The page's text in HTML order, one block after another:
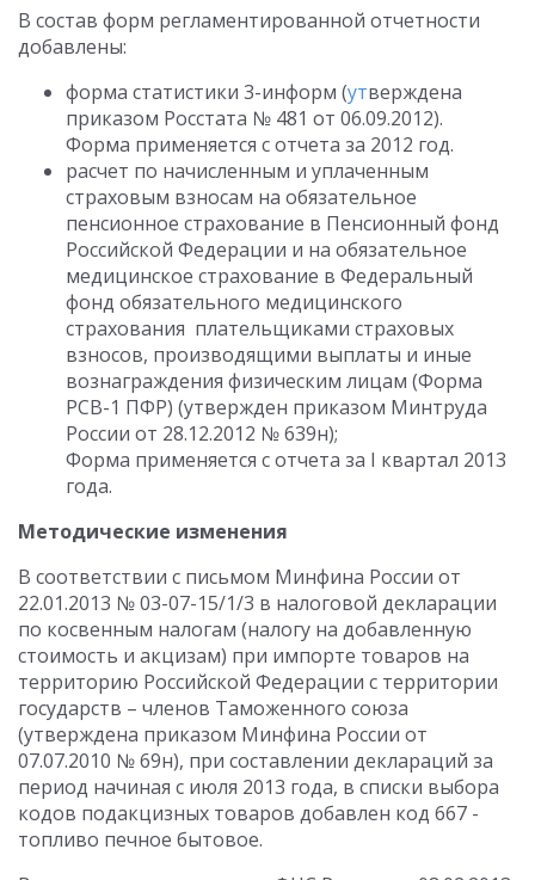
В состав форм регламентированной отчетности
добавлены:
форма статистики 3-информ (утверждена
приказом Росстата № 481 от 06.09.2012).
Форма применяется с отчета за 2012 год.
расчет по начисленным и уплаченным
страховым взносам на обязательное
пенсионное страхование в Пенсионный фонд
Российской Федерации и на обязательное
медицинское страхование в Федеральный
фонд обязательного медицинского
страхования плательщиками страховых
взносов, производящими выплаты и иные
вознаграждения физическим лицам (Форма
РСВ-1 ПФР) (утвержден приказом Минтруда
России от 28.12.2012 № 639н);
Форма применяется с отчета за I квартал 2013
года.
Методические изменения
В соответствии с письмом Минфина России от
22.01.2013 № 03-07-15/1/3 в налоговой декларации
по косвенным налогам (налогу на добавленную
стоимость и акцизам) при импорте товаров на
территорию Российской Федерации с территории
государств – членов Таможенного союза
(утверждена приказом Минфина России от
07.07.2010 № 69н), при составлении деклараций за
период начиная с июля 2013 года, в списки выбора
кодов подакцизных товаров добавлен код 667 -
топливо печное бытовое.